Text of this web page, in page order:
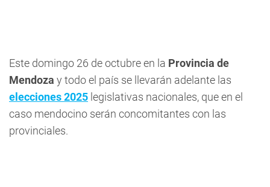
Este domingo 26 de octubre en la Provincia de
Mendoza y todo el país se llevarán adelante las
elecciones 2025 legislativas nacionales, que en el
caso mendocino serán concomitantes con las
provinciales.